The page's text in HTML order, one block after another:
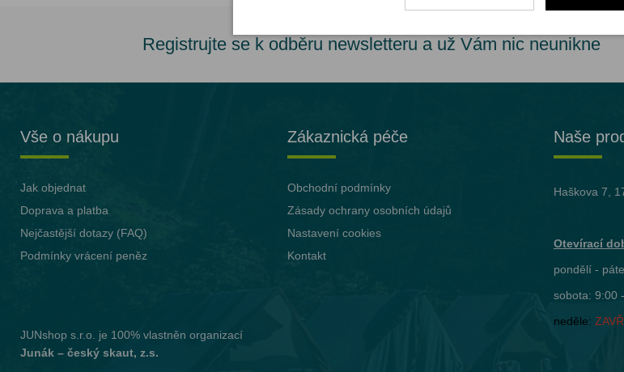
Registrujte se k odběru newsletteru a už Vám nic neunikne
Vše o nákupu
Jak objednat
Doprava a platba
Nejčastější dotazy (FAQ)
Podmínky vrácení peněz
JUNshop s.r.o.
je 100% vlastněn organizací
Junák – český skaut, z.s.
Zákaznická péče
Obchodní podmínky
Zásady ochrany osobních údajů
Nastavení cookies
Kontakt
Naše
Haškova 7,
Otevírací
pondělí -
sobota: 9:00
neděle: